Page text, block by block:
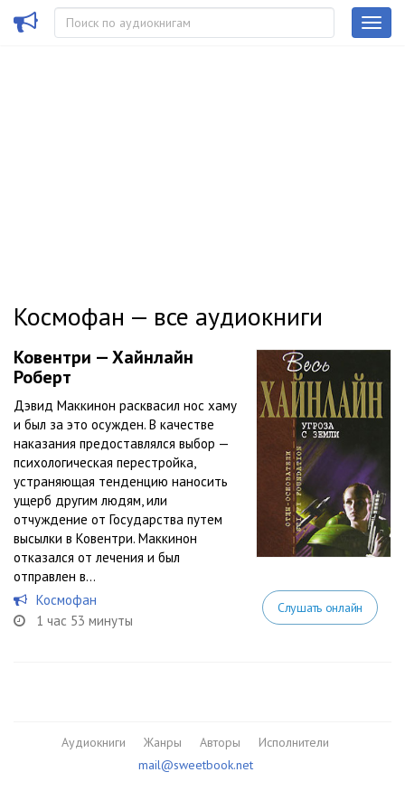
Космофан — все аудиокниги
Ковентри — Хайнлайн
Роберт
Дэвид Маккинон расквасил нос хаму
и был за это осужден. В качестве
наказания предоставлялся выбор —
психологическая перестройка,
устраняющая тенденцию наносить
ущерб другим людям, или
отчуждение от Государства путем
высылки в Ковентри. Маккинон
отказался от лечения и был
отправлен в...
Космофан
1 час 53 минуты
Слушать онлайн
Аудиокниги Жанры Авторы
Исполнители
mail@sweetbook.net